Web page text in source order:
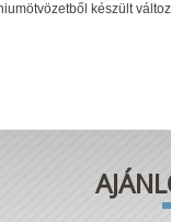
készült